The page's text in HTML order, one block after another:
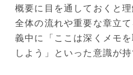
概要に目を通しておくと
全体の流れや重要な章立
義中に「ここは深くメモ
しよう」といった意識が持